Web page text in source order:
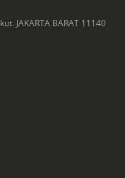
JAKARTA BARAT 11140